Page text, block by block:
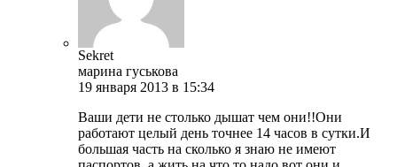
Sekret
марина гуськова
19 января 2013 в 15:34
Ваши дети не столько дышат чем они!!Они
работают целый день точнее 14 часов в сутки.И
большая часть на сколько я знаю не имеют